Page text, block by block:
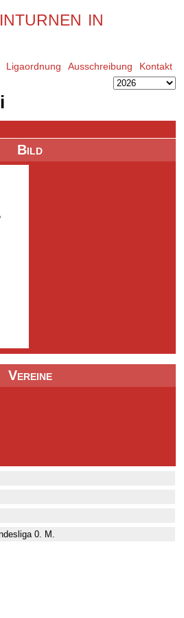
in
Ligaordnung Ausschreibung Kontakt
Bild
Vereine
0. M.